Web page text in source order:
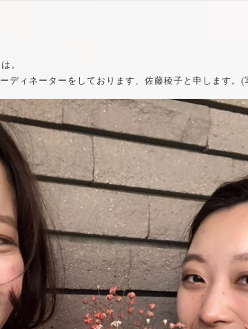
。
ディネーターをしております、佐藤稜子と申します。(